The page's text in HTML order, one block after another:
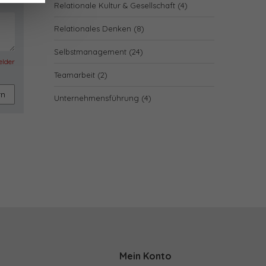
Relationale Kultur & Gesellschaft (4)
Relationales Denken (8)
Selbstmanagement (24)
Teamarbeit (2)
Unternehmensführung (4)
Mein Konto